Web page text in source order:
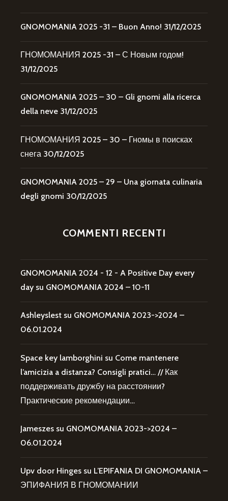
GNOMOMANIA 2025 -31 – Buon Anno! 31/12/2025
ГНОМОМАНИЯ 2025 -31 – С Новым годом!
31/12/2025
GNOMOMANIA 2025 – 30 – Gli gnomi alla ricerca
della neve 31/12/2025
ГНОМОМАНИЯ 2025 – 30 – Гномы в поисках
снега 30/12/2025
GNOMOMANIA 2025 – 29 – Una giornata culinaria
degli gnomi 30/12/2025
COMMENTI RECENTI
GNOMOMANIA 2024 - 12 - A Positive Day every
day su GNOMOMANIA 2024 – 10-11
Ashleyslest su GNOMOMANIA 2023->2024 –
06.01.2024
Space key lamborghini su Come mantenere
l’amicizia a distanza? Consigli pratici… // Как
поддерживать дружбу на расстоянии?
Практические рекомендации…
Jameszes su GNOMOMANIA 2023->2024 –
06.01.2024
Upv door Hinges su L’EPIFANIA DI GNOMOMANIA –
ЭПИФАНИЯ В ГНОМОМАНИИ